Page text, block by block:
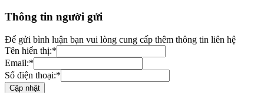
Thông tin người gửi
Để gửi bình luận bạn vui lòng cung cấp thêm thông tin liên hệ
Tên hiển thị:*
Email:*
Số điện thoại:*
Cập nhật